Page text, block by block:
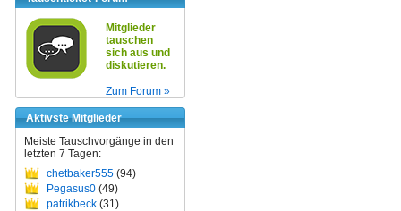
Mitglieder
tauschen
sich aus und
diskutieren.
Zum Forum »
Aktivste Mitglieder
Meiste Tauschvorgänge in den
letzten 7 Tagen:
chetbaker555 (94)
Pegasus0 (49)
patrikbeck (31)